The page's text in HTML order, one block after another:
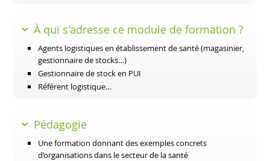
À qui s'adresse ce module de formation ?
Agents logistiques en établissement de santé (magasinier,
gestionnaire de stocks…)
Gestionnaire de stock en PUI
Référent logistique…
Pédagogie
Une formation donnant des exemples concrets
d’organisations dans le secteur de la santé